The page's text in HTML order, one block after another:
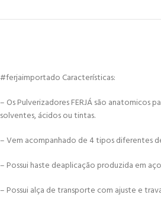
#ferjaimportado Características:
– Os Pulverizadores FERJÁ são
solventes, ácidos ou tintas.
– Vem acompanhado de 4 tipos diferentes
– Possui haste deaplicação produzida em
– Possui alça de transporte com ajuste e